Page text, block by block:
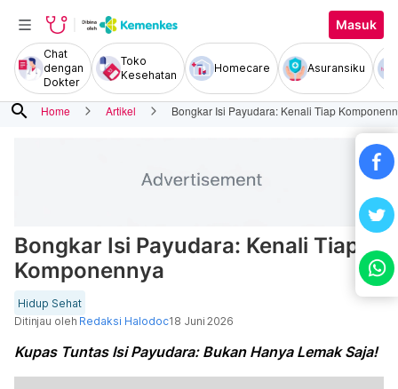
Masuk
Chat
dengan
Dokter
Toko
Kesehatan
Homecare Asuransiku
search Home Artikel Bongkar Isi Payudara: Kenali Tiap
Bongkar Isi Payudara: Kenali Tiap
Komponennya
Hidup Sehat
Ditinjau oleh Redaksi Halodoc18 Juni 2026
Kupas Tuntas Isi Payudara: Bukan Hanya Lemak Saja!